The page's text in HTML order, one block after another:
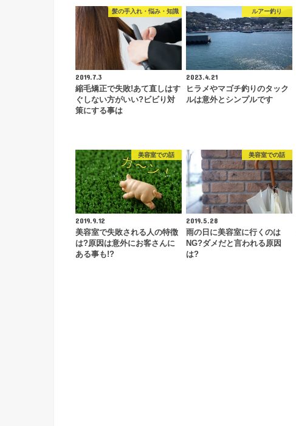
髪の手入れ・悩み・知識
2019.7.3
縮毛矯正で失敗!あて直しはす
ぐしない方がいい?ビビり対
策にする事は
ルアー釣り
2023.4.21
ヒラメやマゴチ釣りのタック
ルは意外とシンプルです
美容室での話
2019.9.12
美容室で失敗される人の特徴
は?原因は意外にお客さんに
ある事も!?
美容室での話
2019.5.28
雨の日に美容室に行くのは
NG?ダメだと言われる原因
は?